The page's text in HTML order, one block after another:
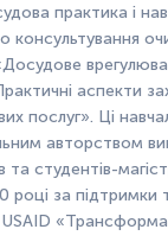
практика і
консультування
аспекти
послуг». Ці
авторством
та студентів-
році за